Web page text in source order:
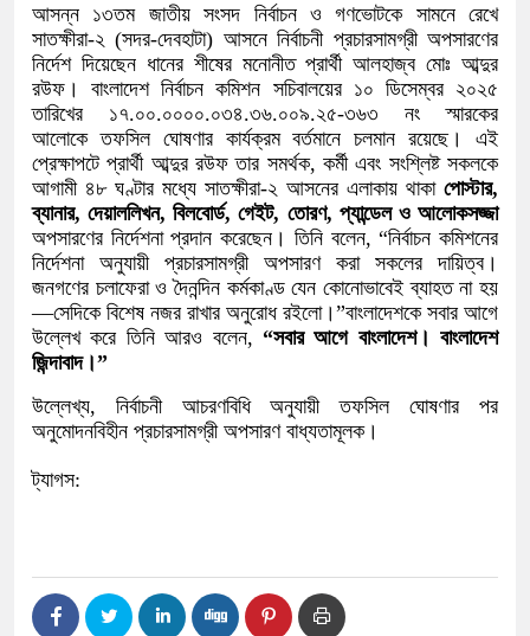
আসন্ন ১৩তম জাতীয় সংসদ নির্বাচন ও গণভোটকে সামনে রেখে
সাতক্ষীরা-২ (সদর-দেবহাটা) আসনে নির্বাচনী প্রচারসামগ্রী অপসারণের
নির্দেশ দিয়েছেন ধানের শীষের মনোনীত প্রার্থী আলহাজ্ব মোঃ আব্দুর
রউফ। বাংলাদেশ নির্বাচন কমিশন সচিবালয়ের ১০ ডিসেম্বর ২০২৫
তারিখের ১৭.০০.০০০০.০৩৪.৩৬.০০৯.২৫-৩৬৩ নং স্মারকের
আলোকে তফসিল ঘোষণার কার্যক্রম বর্তমানে চলমান রয়েছে। এই
প্রেক্ষাপটে প্রার্থী আব্দুর রউফ তার সমর্থক, কর্মী এবং সংশ্লিষ্ট সকলকে
আগামী ৪৮ ঘণ্টার মধ্যে সাতক্ষীরা-২ আসনের এলাকায় থাকা পোস্টার,
ব্যানার, দেয়াললিখন, বিলবোর্ড, গেইট, তোরণ, প্যান্ডেল ও আলোকসজ্জা
অপসারণের নির্দেশনা প্রদান করেছেন। তিনি বলেন, “নির্বাচন কমিশনের
নির্দেশনা অনুযায়ী প্রচারসামগ্রী অপসারণ করা সকলের দায়িত্ব।
জনগণের চলাফেরা ও দৈনন্দিন কর্মকাণ্ড যেন কোনোভাবেই ব্যাহত না হয়
—সেদিকে বিশেষ নজর রাখার অনুরোধ রইলো।”বাংলাদেশকে সবার আগে
উল্লেখ করে তিনি আরও বলেন, “সবার আগে বাংলাদেশ। বাংলাদেশ
জিন্দাবাদ।”
উল্লেখ্য, নির্বাচনী আচরণবিধি অনুযায়ী তফসিল ঘোষণার পর
অনুমোদনবিহীন প্রচারসামগ্রী অপসারণ বাধ্যতামূলক।
ট্যাগস: